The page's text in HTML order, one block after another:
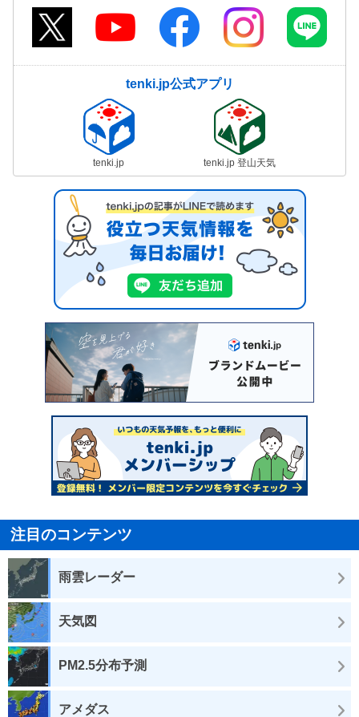
tenki.jp公式アプリ
tenki.jp tenki.jp 登山天気
注目のコンテンツ
雨雲レーダー
天気図
PM2.5分布予測
アメダス